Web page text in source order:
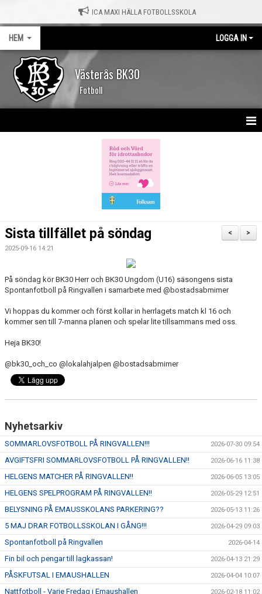
ICA MAXI HÄLLA FOTBOLLSSKOLA
HEM LOGGA IN
Västerås BK30
Fotboll
OM KLUBBEN
VÅRA LAG/TRÄNARE
NY I BK30
WIMANS MINNESFOND
DOKUMENT
>
<
Sista tillfället på söndag
2025-09-16 14:21
På söndag kör BK30 Herr och BK30 Ungdom (U16) säsongens sista
Spontanfotboll på Ringvallen i samarbete med @bostadsabmimer
Vi hoppas du kommer och först kollar in herrlagets match kl 16 och
kommer sen till 7-manna planen och spelar lite tillsammans med oss.
Heja BK30!
@bk30_och_co @lokalahjalpen @bostadsabmimer
Nyhetsarkiv
SOMMARLOVSFOTBOLL PÅ RINGVALLEN!!! 2026-07-30 09:54
AVGIFTSFRI SOMMARLOVSFOTBOLL PÅ RINGVALLEN!! 2026-06-16 11:38
HELGENS MATCHER PÅ RINGVALLEN!! 2026-06-05 13:05
HELGENS SPELPROGRAM PÅ RINGVALLEN!! 2026-05-29 12:51
BELYSNING PÅ EMAUSSKOLANS PARKERING?? 2026-05-13 11:26
5 MAJ DRAR FOTBOLLSSKOLAN I GÅNG!!! 2026-04-29 09:03
Spontanfotboll på Ringvallen 2026-04-14
Fin bil och pengar till lagkassan! 2026-04-13 21:29
PÅSKFUTSAL I EMAUSHALLEN 2026-04-04 10:07
Nattfotboll - Varje Fredag i Emaushallen 2026-02-18 11:02